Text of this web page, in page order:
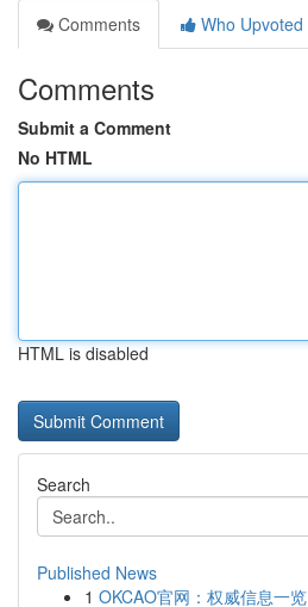
Comments
Who Upvoted
Comments
Submit a Comment
No HTML
HTML is disabled
Search
Published News
1 OKCAO官网：权威信息一览